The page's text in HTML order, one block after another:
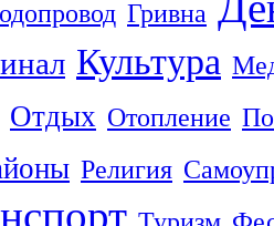
Гривна
Культура
Отдых Отопление
Религия